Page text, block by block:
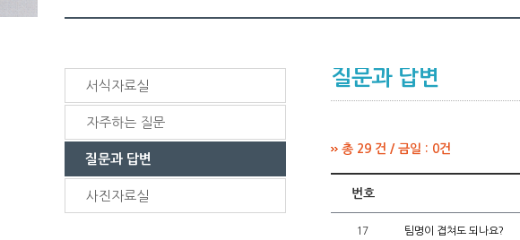
서식자료실
자주하는 질문
질문과 답변
사진자료실
질문과 답변
총 29 건 / 금일 : 0건
번호
17 팀명이 겹쳐도 되나요?